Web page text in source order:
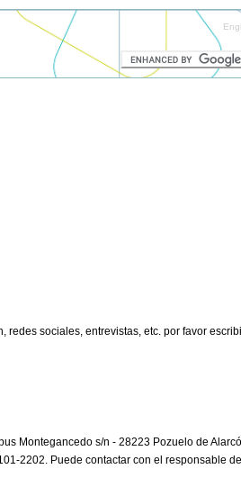
sociales, entrevistas, etc. por favor
Montegancedo s/n - 28223 Pozuelo de
2202. Puede contactar con el responsable